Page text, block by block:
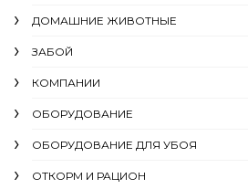
ДОМАШНИЕ ЖИВОТНЫЕ
ЗАБОЙ
КОМПАНИИ
ОБОРУДОВАНИЕ
ОБОРУДОВАНИЕ ДЛЯ УБОЯ
ОТКОРМ И РАЦИОН